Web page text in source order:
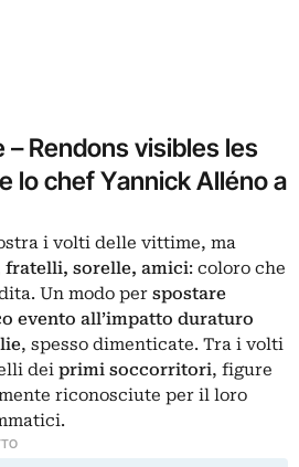
– Rendons visibles les
lo chef Yannick Alléno a
i volti delle vittime, ma
fratelli, sorelle, amici: coloro che
Un modo per spostare
evento all’impatto duraturo
, spesso dimenticate. Tra i volti
dei primi soccorritori, figure
riconosciute per il loro